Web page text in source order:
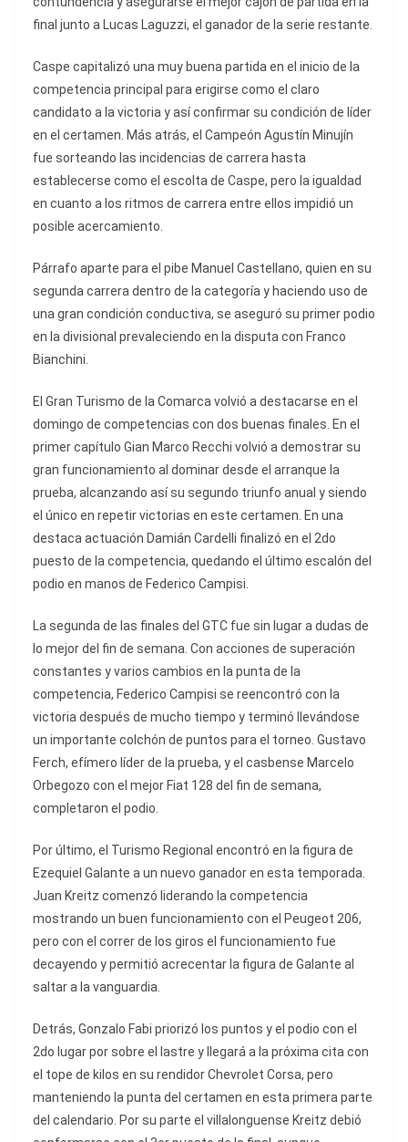
final junto a Lucas Laguzzi, el ganador de la serie restante.
Caspe capitalizó una muy buena partida en el inicio de la
competencia principal para erigirse como el claro
candidato a la victoria y así confirmar su condición de líder
en el certamen. Más atrás, el Campeón Agustín Minujín
fue sorteando las incidencias de carrera hasta
establecerse como el escolta de Caspe, pero la igualdad
en cuanto a los ritmos de carrera entre ellos impidió un
posible acercamiento.
Párrafo aparte para el pibe Manuel Castellano, quien en su
segunda carrera dentro de la categoría y haciendo uso de
una gran condición conductiva, se aseguró su primer podio
en la divisional prevaleciendo en la disputa con Franco
Bianchini.
El Gran Turismo de la Comarca volvió a destacarse en el
domingo de competencias con dos buenas finales. En el
primer capítulo Gian Marco Recchi volvió a demostrar su
gran funcionamiento al dominar desde el arranque la
prueba, alcanzando así su segundo triunfo anual y siendo
el único en repetir victorias en este certamen. En una
destaca actuación Damián Cardelli finalizó en el 2do
puesto de la competencia, quedando el último escalón del
podio en manos de Federico Campisi.
La segunda de las finales del GTC fue sin lugar a dudas de
lo mejor del fin de semana. Con acciones de superación
constantes y varios cambios en la punta de la
competencia, Federico Campisi se reencontró con la
victoria después de mucho tiempo y terminó llevándose
un importante colchón de puntos para el torneo. Gustavo
Ferch, efímero líder de la prueba, y el casbense Marcelo
Orbegozo con el mejor Fiat 128 del fin de semana,
completaron el podio.
Por último, el Turismo Regional encontró en la figura de
Ezequiel Galante a un nuevo ganador en esta temporada.
Juan Kreitz comenzó liderando la competencia
mostrando un buen funcionamiento con el Peugeot 206,
pero con el correr de los giros el funcionamiento fue
decayendo y permitió acrecentar la figura de Galante al
saltar a la vanguardia.
Detrás, Gonzalo Fabi priorizó los puntos y el podio con el
2do lugar por sobre el lastre y llegará a la próxima cita con
el tope de kilos en su rendidor Chevrolet Corsa, pero
manteniendo la punta del certamen en esta primera parte
del calendario. Por su parte el villalonguense Kreitz debió